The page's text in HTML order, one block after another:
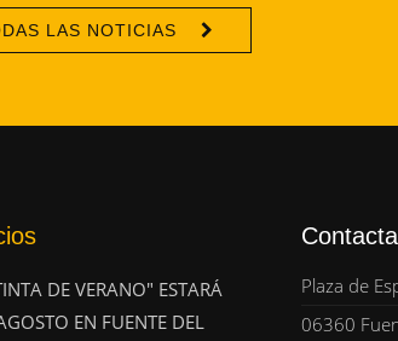
LAS NOTICIAS
DE VERANO" ESTARÁ
EN FUENTE DEL
Plaza de
06360